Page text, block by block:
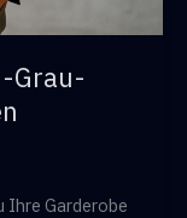
Grau-
Ihre Garderobe